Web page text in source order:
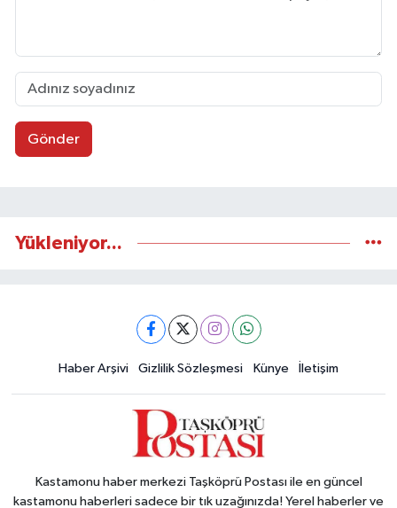
Gönder
Yükleniyor...
Haber Arşivi Gizlilik Sözleşmesi Künye İletişim
Kastamonu haber merkezi Taşköprü Postası ile en güncel
kastamonu haberleri sadece bir tık uzağınızda! Yerel haberler ve